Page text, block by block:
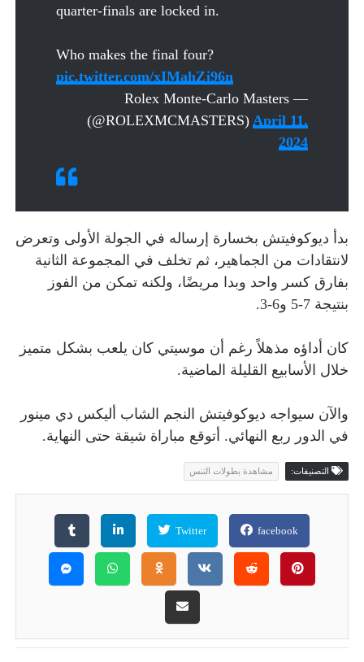
quarter-finals are locked in.
Who makes the final four?
pic.twitter.com/xIMahZj96n
— Rolex Monte-Carlo Masters
(@ROLEXMCMASTERS)April 11,
2024
بدأ ديوكوفيتش بخسارة إرساله في الجولة الأولى وتعرض
لانتقادات من الجماهير، ثم تخلف في المجموعة الثانية
بفارق كسر واحد وبدا مريضًا، ولكنه تمكن من الفوز
بنتيجة 7-5 و6-3.
كان أداؤه مذهلاً رغم أن موسيتي كان يلعب بشكل متميز
خلال الأسابيع القليلة الماضية.
والآن سيواجه ديوكوفيتش النجم الشاب أليكس دي مينور
في الدور ربع النهائي. أتوقع مباراة شيقة حتى النهاية.
التصنيفات: مشاهدة بطولات التنس
facebook
Twitter